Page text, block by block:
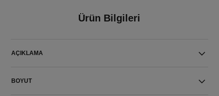
Ürün Bilgileri
AÇIKLAMA
BOYUT